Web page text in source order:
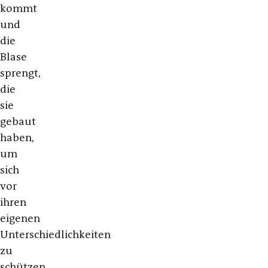
kommt
und
die
Blase
sprengt,
die
sie
gebaut
haben,
um
sich
vor
ihren
eigenen
Unterschiedlichkeiten
zu